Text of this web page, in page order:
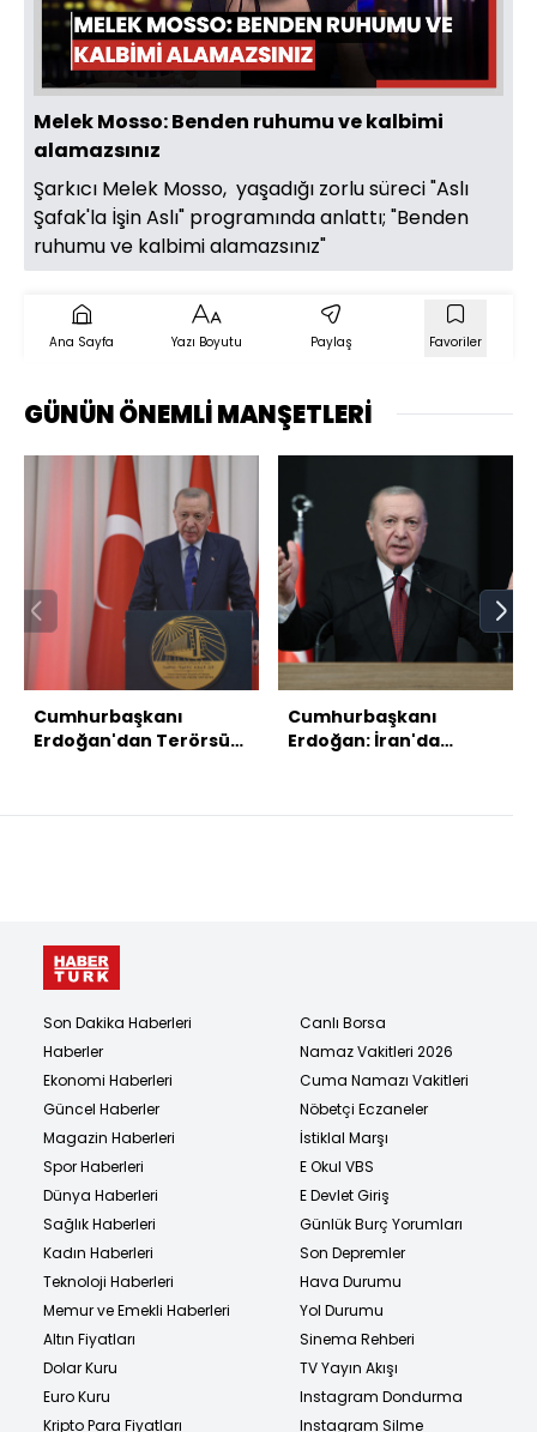
Oynat
Melek Mosso: Benden ruhumu ve kalbimi
alamazsınız
Şarkıcı Melek Mosso, yaşadığı zorlu süreci "Aslı
Şafak'la İşin Aslı" programında anlattı; "Benden
ruhumu ve kalbimi alamazsınız"
Ana Sayfa Yazı Boyutu Paylaş Favoriler
GÜNÜN ÖNEMLİ MANŞETLERİ
Cumhurbaşkanı
Erdoğan'dan Terörsüz
hedefimize ulaşacağız
Cumhurbaşkanı
Erdoğan: İran'da
Son Dakika Haberleri
Haberler
Ekonomi Haberleri
Güncel Haberler
Magazin Haberleri
Spor Haberleri
Dünya Haberleri
Sağlık Haberleri
Kadın Haberleri
Teknoloji Haberleri
Memur ve Emekli Haberleri
Altın Fiyatları
Dolar Kuru
Euro Kuru
Kripto Para Fiyatları
Canlı Borsa
Namaz Vakitleri 2026
Cuma Namazı Vakitleri
Nöbetçi Eczaneler
İstiklal Marşı
E Okul VBS
E Devlet Giriş
Günlük Burç Yorumları
Son Depremler
Hava Durumu
Yol Durumu
Sinema Rehberi
TV Yayın Akışı
Instagram Dondurma
Instagram Silme